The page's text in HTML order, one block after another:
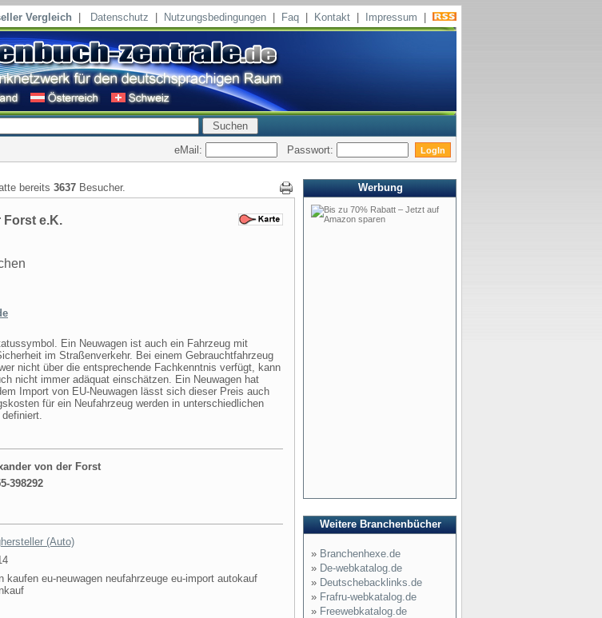
Vergleich Datenschutz Nutzungsbedingungen Faq Kontakt Impressum
eMail: Passwort:
bereits 3637 Besucher.
e.K.
Ein Neuwagen ist auch ein Fahrzeug mit
im Straßenverkehr. Bei einem Gebrauchtfahrzeug
nicht über die entsprechende Fachkenntnis verfügt, kann
nicht immer adäquat einschätzen. Ein Neuwagen hat
Import von EU-Neuwagen lässt sich dieser Preis auch
für ein Neufahrzeug werden in unterschiedlichen
von der Forst
398292
(Auto)
kaufen eu-neuwagen neufahrzeuge eu-import autokauf
Werbung
Weitere Branchenbücher
» Branchenhexe.de
» De-webkatalog.de
» Deutschebacklinks.de
» Frafru-webkatalog.de
» Freewebkatalog.de